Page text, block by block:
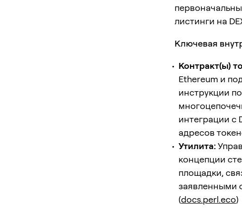
листинги на
Ключевая
Контракт(ы)
Ethereum и
инструкции
интеграции с
адресов
Утилита:
концепции
площадки,
заявленными
(docs.perl.eco)